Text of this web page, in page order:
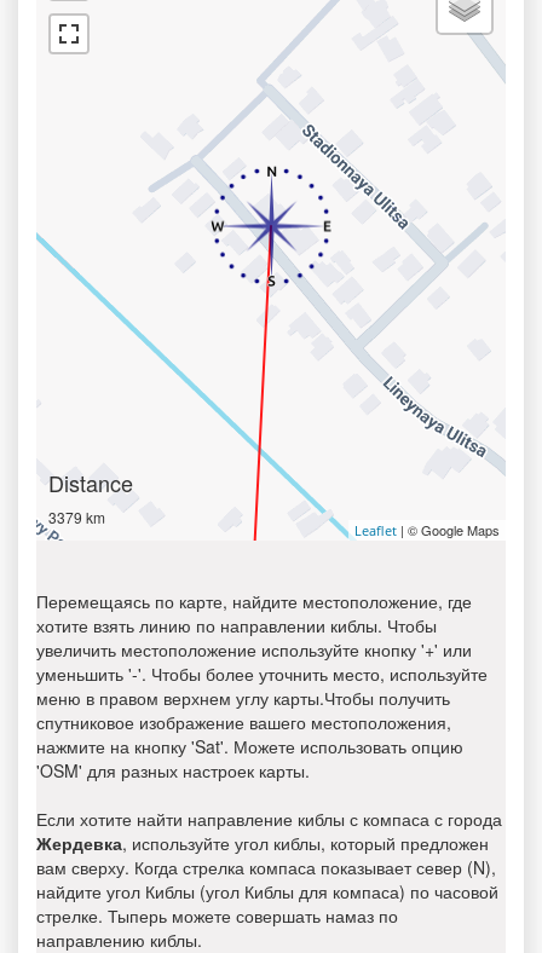
Distance
3379 km
Leaflet | © Google Maps
Перемещаясь по карте, найдите местоположение, где
хотите взять линию по направлении киблы. Чтобы
увеличить местоположение используйте кнопку '+' или
уменьшить '-'. Чтобы более уточнить место, используйте
меню в правом верхнем углу карты.Чтобы получить
спутниковое изображение вашего местоположения,
нажмите на кнопку 'Sat'. Можете использовать опцию
'OSM' для разных настроек карты.
Если хотите найти направление киблы с компаса с города
Жердевка, используйте угол киблы, который предложен
вам сверху. Когда стрелка компаса показывает север (N),
найдите угол Киблы (угол Киблы для компаса) по часовой
стрелке. Тыперь можете совершать намаз по
направлению киблы.